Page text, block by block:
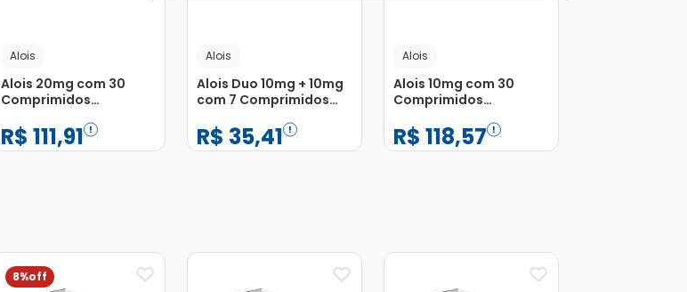
Alois
Alois 20mg com 30
Comprimidos
R$ 111,91
Alois
Alois Duo 10mg + 10mg
com 7 Comprimidos
R$ 35,41
Alois
Alois 10mg com 30
Comprimidos
R$ 118,57
8%